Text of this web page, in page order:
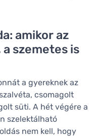
amikor az
szemetes is
a gyereknek az
csomagolt
süti. A hét végére a
szelektálható
nem kell, hogy